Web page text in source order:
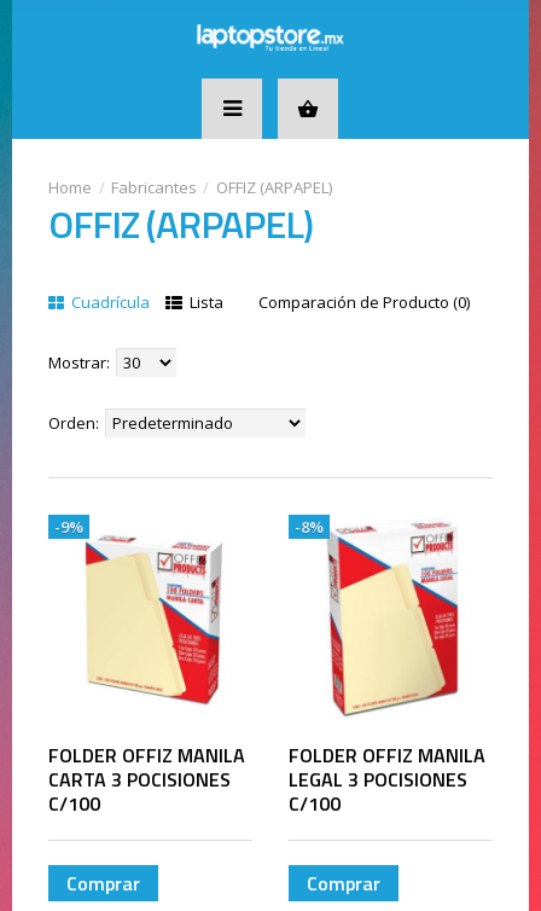
Fabricantes OFFIZ (ARPAPEL)
OFFIZ (ARPAPEL)
Cuadrícula Lista Comparación de Producto (0)
Mostrar:
Orden:
FOLDER OFFIZ MANILA
CARTA 3 POCISIONES
C/100
Comprar
-9%
FOLDER OFFIZ MANILA
LEGAL 3 POCISIONES
C/100
Comprar
-8%